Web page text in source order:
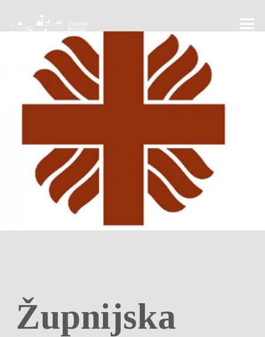
Župnijska